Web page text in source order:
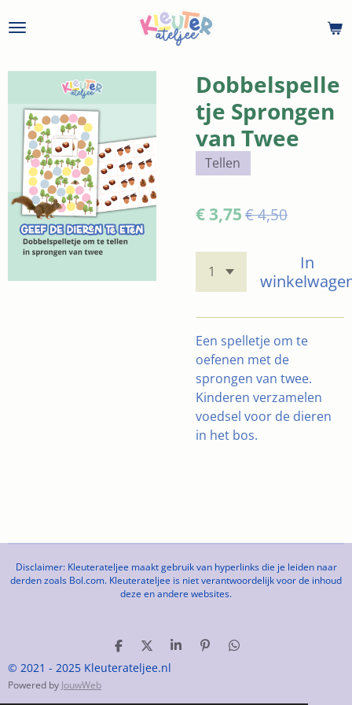
direct
de
hoofdinhoud
Dobbelspelle
tje Sprongen
van Twee
Tellen
€ 3,75 € 4,50
In
Een spelletje om te
oefenen met de
sprongen van twee.
Kinderen verzamelen
voedsel voor de dieren
in het bos.
Disclaimer: Kleuterateljee maakt gebruik van hyperlinks die je leiden naar
derden zoals Bol.com. Kleuterateljee is niet verantwoordelijk voor de inhoud
deze en andere websites.
D
e
l
D
e
e
S
P
D
© 2021 - 2025 Kleuterateljee.nl
Powered by JouwWeb